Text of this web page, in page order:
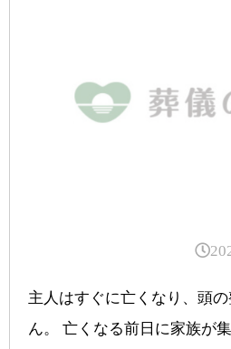
主人はすぐに亡くなり、頭
ん。 亡くなる前日に家族が